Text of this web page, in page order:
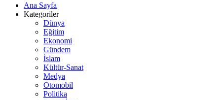
Ana Sayfa
Kategoriler
Dünya
Eğitim
Ekonomi
Gündem
İslam
Kültür-Sanat
Medya
Otomobil
Politika